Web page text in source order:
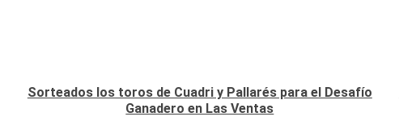
Sorteados los toros de Cuadri y Pallarés para el Desafío
Ganadero en Las Ventas